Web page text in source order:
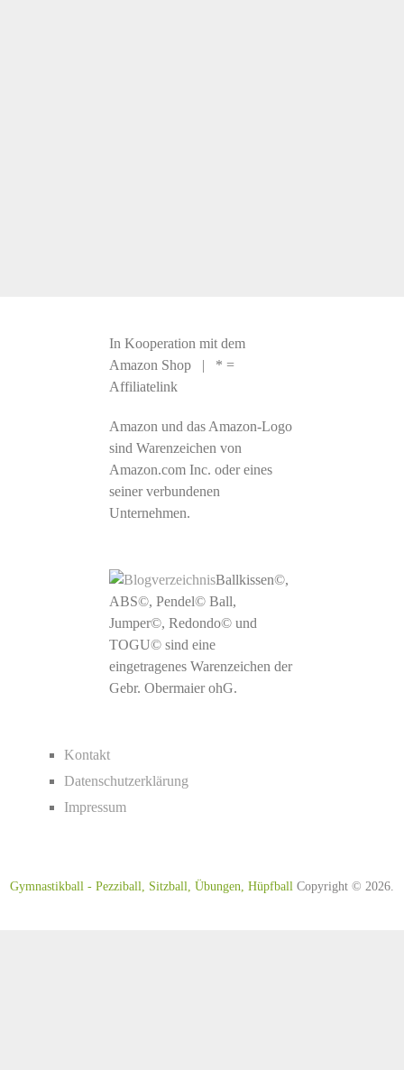
In Kooperation mit dem
Amazon Shop | * =
Affiliatelink
Amazon und das Amazon-Logo
sind Warenzeichen von
Amazon.com Inc. oder eines
seiner verbundenen
Unternehmen.
Ballkissen©,
ABS©, Pendel© Ball,
Jumper©, Redondo© und
TOGU© sind eine
eingetragenes Warenzeichen der
Gebr. Obermaier ohG.
Kontakt
Datenschutzerklärung
Impressum
Gymnastikball - Pezziball, Sitzball, Übungen, Hüpfball Copyright © 2026.